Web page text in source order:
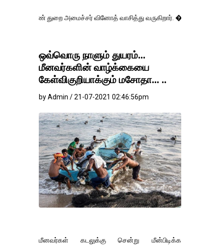
அமைச்சர் வினோத் வாசித்து வருகிறார். �.
ஒவ்வொரு நாளும் துயரம்...
மீனவர்களின் வாழ்க்கையை
கேள்விகுறியாக்கும் மசோதா... ..
by Admin / 21-07-2021 02:46:56pm
மீனவர்கள் கடலுக்கு சென்று மீன்பிடிக்க